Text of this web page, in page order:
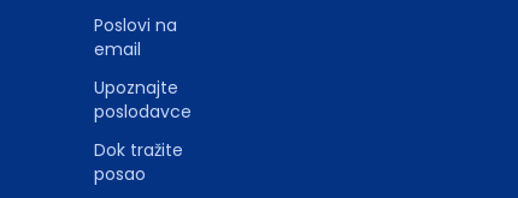
Poslovi na
email
Upoznajte
poslodavce
Dok tražite
posao